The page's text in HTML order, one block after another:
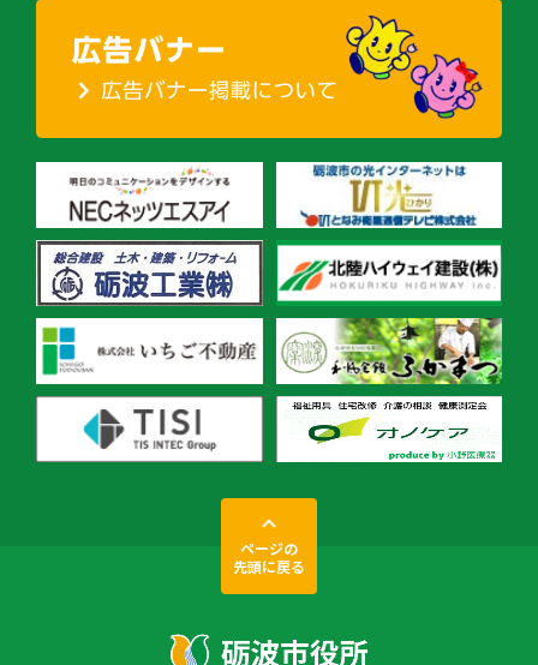
ページの
先頭に戻る